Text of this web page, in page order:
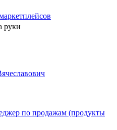
руки
по продажам (продукты